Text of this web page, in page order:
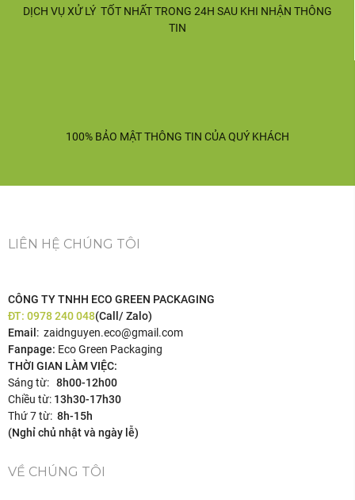
DỊCH VỤ XỬ LÝ TỐT NHẤT TRONG 24H SAU KHI NHẬN THÔNG
TIN
100% BẢO MẬT THÔNG TIN CỦA QUÝ KHÁCH
LIÊN HỆ CHÚNG TÔI
CÔNG TY TNHH ECO GREEN PACKAGING
ĐT: 0978 240 048(Call/ Zalo)
Email : zaidnguyen.eco@gmail.com
Fanpage: Eco Green Packaging
THỜI GIAN LÀM VIỆC:
Sáng từ: 8h00-12h00
Chiều từ: 13h30-17h30
Thứ 7 từ: 8h-15h
(Nghỉ chủ nhật và ngày lễ)
VỀ CHÚNG TÔI